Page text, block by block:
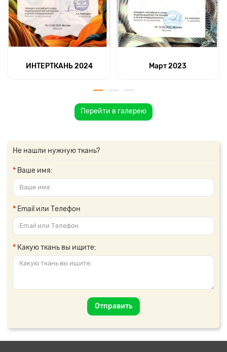
ИНТЕРТКАНЬ 2024 Март 2023
Перейти в галерею
Не нашли нужную ткань?
Ваше имя:
Email или Телефон
Какую ткань вы ищите:
Отправить